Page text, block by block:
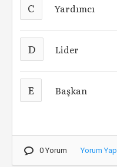
C Yardımcı
D Lider
E Başkan
0 Yorum Yorum Yap